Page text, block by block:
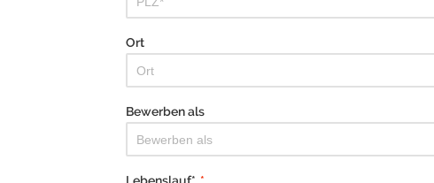
Ort
Bewerben als